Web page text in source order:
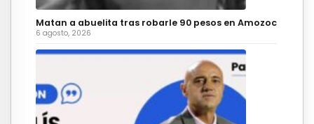
Matan a abuelita tras robarle 90 pesos en Amozoc
6 agosto, 2026